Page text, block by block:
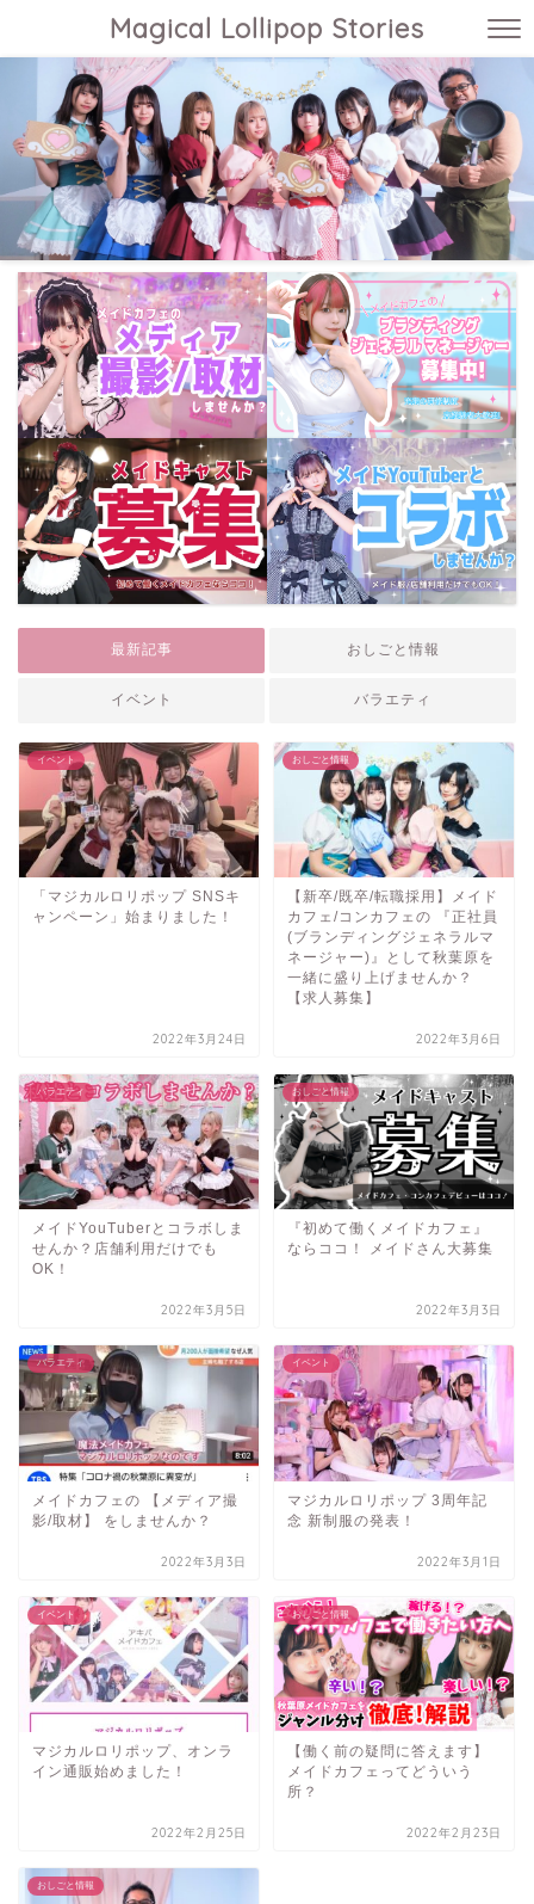
Magical Lollipop Stories
最新記事 おしごと情報
イベント バラエティ
イベント
「マジカルロリポップ SNSキ
ャンペーン」始まりました！
2022年3月24日
おしごと情報
【新卒/既卒/転職採用】メイド
カフェ/コンカフェの 『正社員
(ブランディングジェネラルマ
ネージャー)』として秋葉原を
一緒に盛り上げませんか？
【求人募集】
2022年3月6日
バラエティ
メイドYouTuberとコラボしま
せんか？店舗利用だけでも
OK！
2022年3月5日
おしごと情報
『初めて働くメイドカフェ』
ならココ！ メイドさん大募集
2022年3月3日
バラエティ
メイドカフェの 【メディア撮
影/取材】 をしませんか？
2022年3月3日
イベント
マジカルロリポップ 3周年記
念 新制服の発表！
2022年3月1日
イベント
マジカルロリポップ、オンラ
イン通販始めました！
2022年2月25日
おしごと情報
【働く前の疑問に答えます】
メイドカフェってどういう
所？
2022年2月23日
おしごと情報